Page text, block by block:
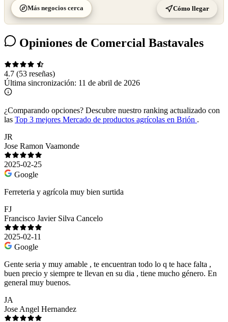
Más negocios cerca Cómo llegar
Opiniones de Comercial Bastavales
4.7 (53 reseñas)
Última sincronización: 11 de abril de 2026
¿Comparando opciones? Descubre nuestro ranking actualizado con
las Top 3 mejores Mercado de productos agrícolas en Brión .
JR
Jose Ramon Vaamonde
2025-02-25
Google
Ferreteria y agrícola muy bien surtida
FJ
Francisco Javier Silva Cancelo
2025-02-11
Google
Gente seria y muy amable , te encuentran todo lo q te hace falta ,
buen precio y siempre te llevan en su dia , tiene mucho género. En
general muy buenos.
JA
Jose Angel Hernandez